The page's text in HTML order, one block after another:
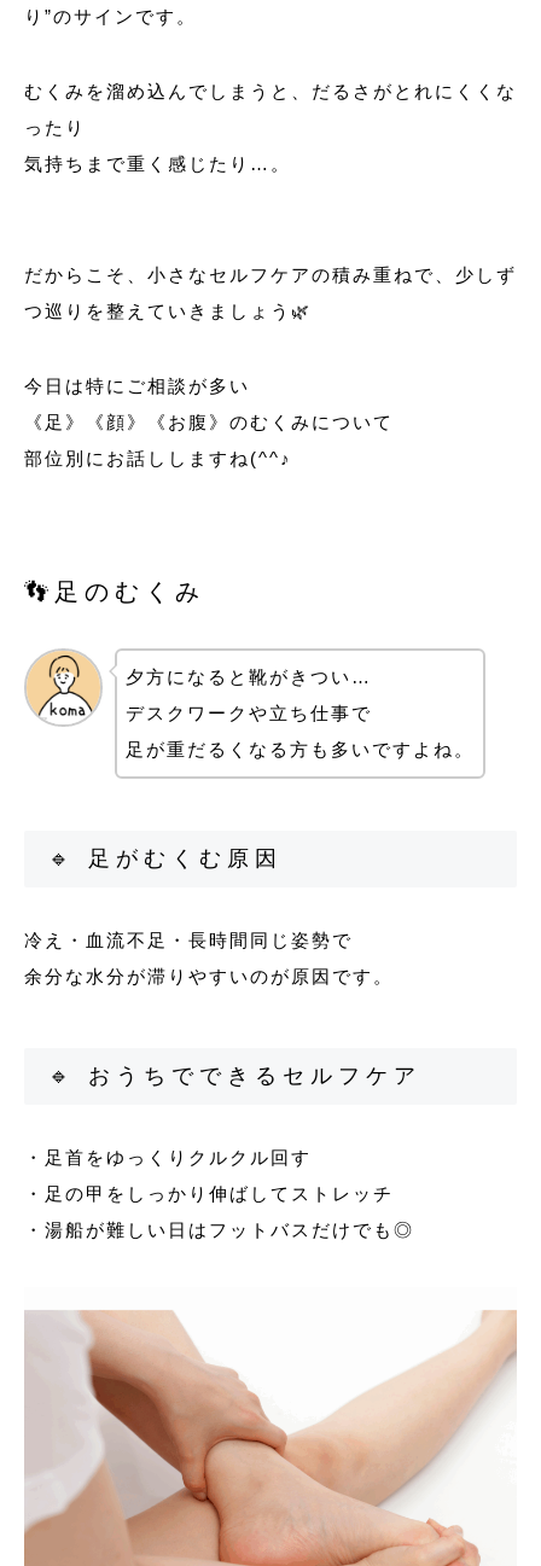
り”のサインです。
むくみを溜め込んでしまうと、だるさがとれにくくな
ったり
気持ちまで重く感じたり…。
だからこそ、小さなセルフケアの積み重ねで、少しず
つ巡りを整えていきましょう🌿
今日は特にご相談が多い
《足》《顔》《お腹》のむくみについて
部位別にお話ししますね(^^♪
👣足のむくみ
夕方になると靴がきつい…
デスクワークや立ち仕事で
足が重だるくなる方も多いですよね。
🔹 足がむくむ原因
冷え・血流不足・長時間同じ姿勢で
余分な水分が滞りやすいのが原因です。
🔹 おうちでできるセルフケア
・足首をゆっくりクルクル回す
・足の甲をしっかり伸ばしてストレッチ
・湯船が難しい日はフットバスだけでも◎